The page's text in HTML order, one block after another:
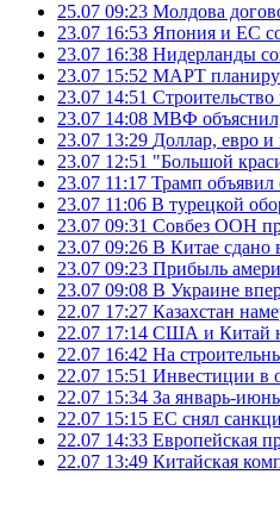
25.07 09:23 Молдова
23.07 16:53 Япония и ЕС
23.07 16:38 Нидерланды
23.07 15:52 МАРТ
23.07 14:51
23.07 14:08 МВФ объяснил,
23.07 13:29 Доллар, евро
23.07 12:51 "Большой
23.07 11:17 Трамп
23.07 11:06 В турецкой
23.07 09:31 Совбез ООН
23.07 09:26 В Китае сдано
23.07 09:23 Прибыль
23.07 09:08 В Украине
22.07 17:27 Казахстан
22.07 17:14 США и Китай
22.07 16:42 На
22.07 15:51 Инвестиции в
22.07 15:34 За январь-
22.07 15:15 ЕС снял
22.07 14:33 Европейская
22.07 13:49 Китайская